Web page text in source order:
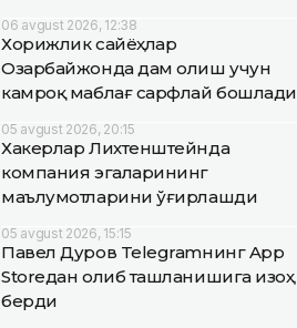
06 avgust 2026, 12:38
Хорижлик сайёҳлар
Озарбайжонда дам олиш учун
камроқ маблағ сарфлай бошлади
05 avgust 2026, 20:15
Хакерлар Лихтенштейнда
компания эгаларининг
маълумотларини ўғирлашди
05 avgust 2026, 15:15
Павел Дуров Telegramнинг App
Storeдан олиб ташланишига изоҳ
берди